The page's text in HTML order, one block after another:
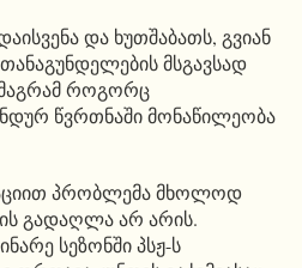
და ხუთშაბათს, გვიან
მსგავსად
მაგრამ როგორც
წვრთნაში მონაწილეობა
პრობლემა მხოლოდ
გადაღლა არ არის.
სეზონში პსჟ-ს